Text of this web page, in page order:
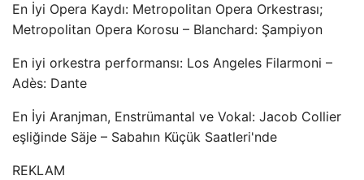
En İyi Opera Kaydı: Metropolitan Opera Orkestrası;
Metropolitan Opera Korosu – Blanchard: Şampiyon
En iyi orkestra performansı: Los Angeles Filarmoni –
Adès: Dante
En İyi Aranjman, Enstrümantal ve Vokal: Jacob Collier
eşliğinde Säje – Sabahın Küçük Saatleri'nde
REKLAM